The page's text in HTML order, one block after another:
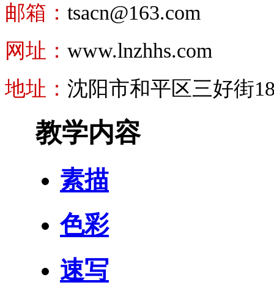
邮箱： tsacn@163.com
网址： www.lnzhhs.com
地址： 沈阳市和平区三好街
教学内容
素描
色彩
速写